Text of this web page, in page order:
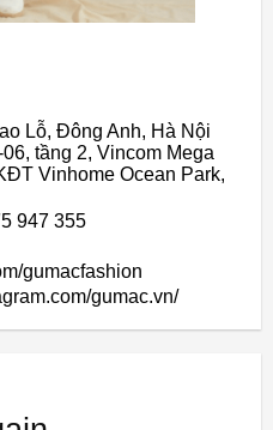
Lỗ, Đông Anh, Hà Nội
tầng 2, Vincom Mega
Vinhome Ocean Park,
947 355
gumacfashion
gumac.vn/